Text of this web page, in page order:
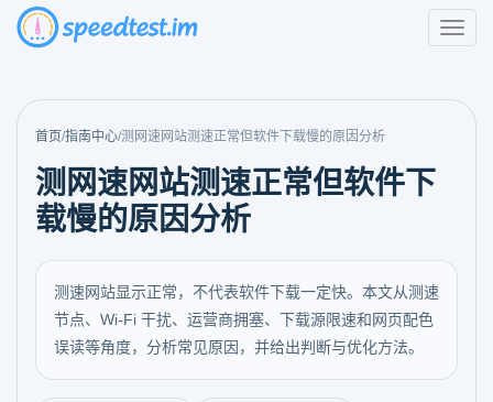
首页/指南中心/测网速网站测速正常但软件下载慢的原因分析
测网速网站测速正常但软件下
载慢的原因分析
测速网站显示正常，不代表软件下载一定快。本文从测速
节点、Wi‑Fi 干扰、运营商拥塞、下载源限速和网页配色
误读等角度，分析常见原因，并给出判断与优化方法。